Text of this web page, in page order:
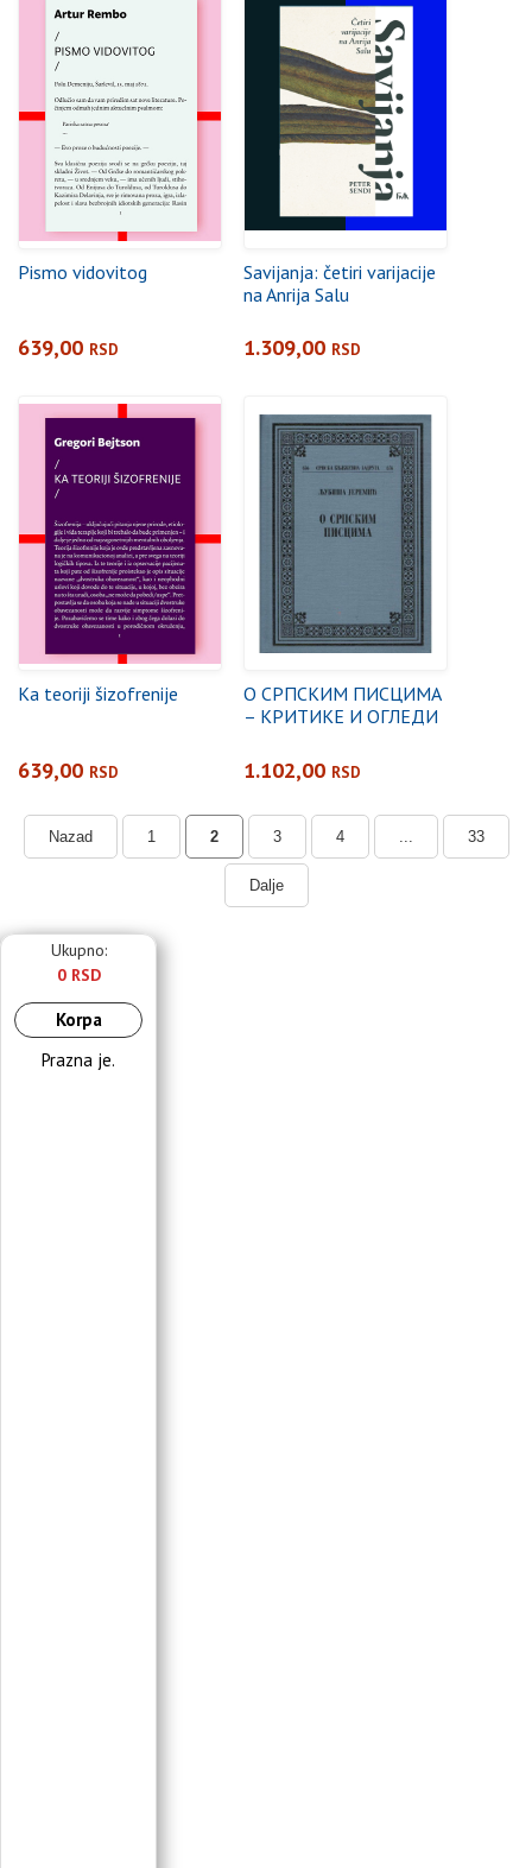
Pismo vidovitog
639,00 RSD
Savijanja: četiri varijacije
na Anrija Salu
1.309,00 RSD
Ka teoriji šizofrenije
639,00 RSD
О СРПСКИМ ПИСЦИМА
– КРИТИКЕ И ОГЛЕДИ
1.102,00 RSD
Nazad 1 2 3 4 33
Dalje
Ukupno:
0 RSD
Korpa
Prazna je.